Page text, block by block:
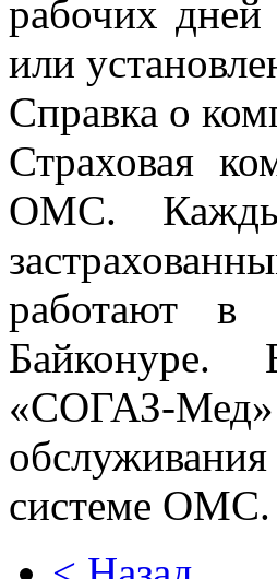
рабочих дней
или
Справка о
Страховая
ОМС.
работают в
Байконуре.
«СОГАЗ-
системе ОМС.